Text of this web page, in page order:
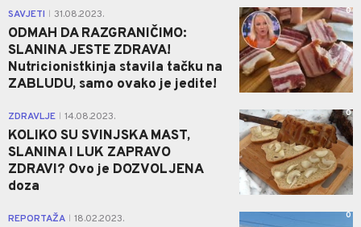
SAVJETI 31.08.2023.
ODMAH DA RAZGRANIČIMO:
SLANINA JESTE ZDRAVA!
Nutricionistkinja stavila tačku na
ZABLUDU, samo ovako je jedite!
0
ZDRAVLJE 14.08.2023.
KOLIKO SU SVINJSKA MAST,
SLANINA I LUK ZAPRAVO
ZDRAVI? Ovo je DOZVOLJENA
doza
0
REPORTAŽA 18.02.2023. 0